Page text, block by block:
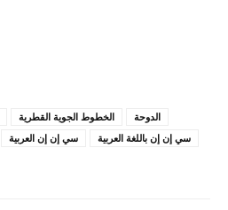
الخطوط الجوية القطرية
الدوحة
سي إن إن العربية
سي إن إن باللغة العربية